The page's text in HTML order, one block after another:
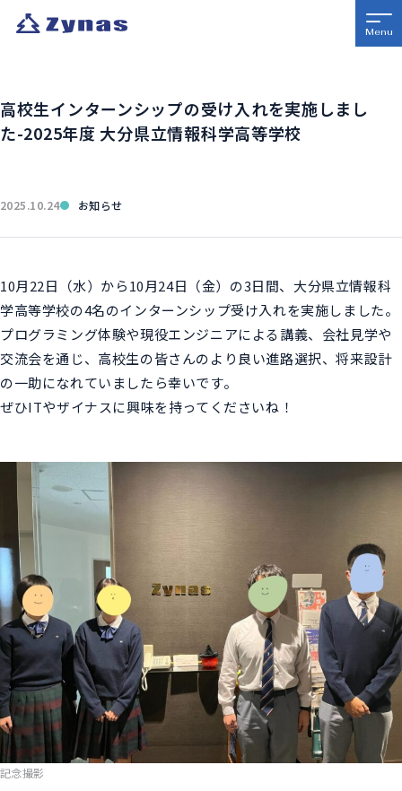
高校生インターンシップの受け入れを実施しまし
た-2025年度 大分県立情報科学高等学校
2025.10.24 お知らせ
10月22日（水）から10月24日（金）の3日間、大分県立情報科
学高等学校の4名のインターンシップ受け入れを実施しました。
プログラミング体験や現役エンジニアによる講義、会社見学や
交流会を通じ、高校生の皆さんのより良い進路選択、将来設計
の一助になれていましたら幸いです。
ぜひITやザイナスに興味を持ってくださいね！
記念撮影